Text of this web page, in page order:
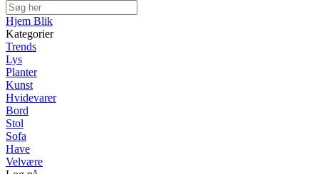
Hjem Blik
Kategorier
Trends
Lys
Planter
Kunst
Hvidevarer
Bord
Stol
Sofa
Have
Velvære